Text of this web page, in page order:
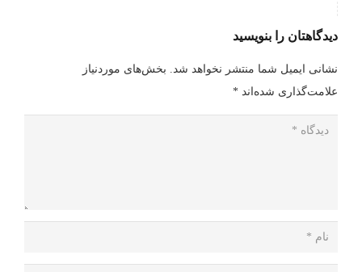
دیدگاهتان را بنویسید
نشانی ایمیل شما منتشر نخواهد شد. بخش‌های موردنیاز
علامت‌گذاری شده‌اند *